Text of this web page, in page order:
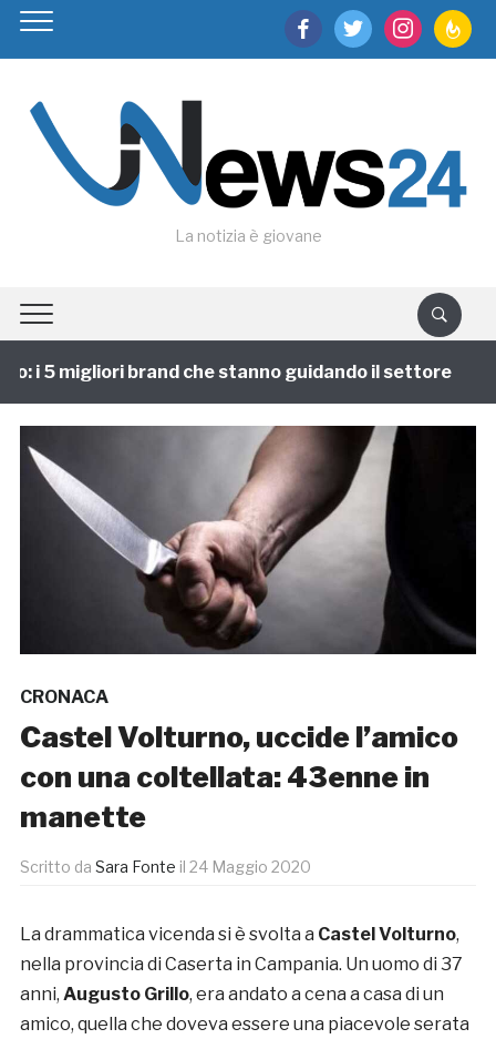
facebooktwitter instagram
La notizia è giovane
i 5 migliori brand che stanno guidando il settore
CRONACA
Castel Volturno, uccide l’amico
con una coltellata: 43enne in
manette
Scritto da Sara Fonte il 24 Maggio 2020
La drammatica vicenda si è svolta a Castel Volturno,
nella provincia di Caserta in Campania. Un uomo di 37
anni, Augusto Grillo, era andato a cena a casa di un
amico, quella che doveva essere una piacevole serata